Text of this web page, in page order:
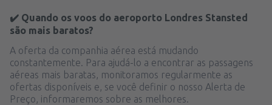
✔️ Quando os voos do aeroporto Londres Stansted
são mais baratos?
A oferta da companhia aérea está mudando
constantemente. Para ajudá-lo a encontrar as passagens
aéreas mais baratas, monitoramos regularmente as
ofertas disponíveis e, se você definir o nosso Alerta de
Preço, informaremos sobre as melhores.